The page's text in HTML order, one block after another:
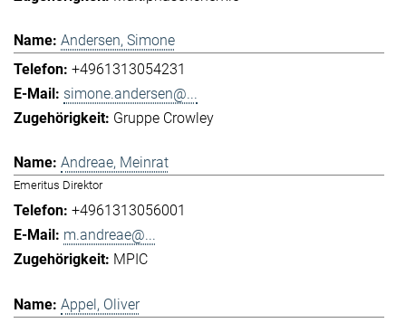
Andersen, Simone
+4961313054231
simone.andersen@...
Gruppe Crowley
Andreae, Meinrat
Emeritus Direktor
+4961313056001
m.andreae@...
MPIC
Appel, Oliver